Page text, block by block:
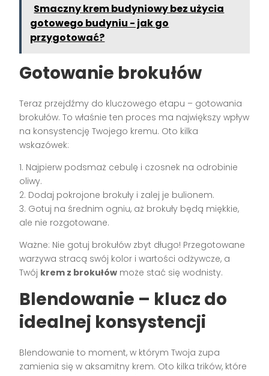
Smaczny krem budyniowy bez użycia
gotowego budyniu - jak go
przygotować?
Gotowanie brokułów
Teraz przejdźmy do kluczowego etapu – gotowania
brokułów. To właśnie ten proces ma największy wpływ
na konsystencję Twojego kremu. Oto kilka
wskazówek:
1. Najpierw podsmaż cebulę i czosnek na odrobinie
oliwy.
2. Dodaj pokrojone brokuły i zalej je bulionem.
3. Gotuj na średnim ogniu, aż brokuły będą miękkie,
ale nie rozgotowane.
Ważne: Nie gotuj brokułów zbyt długo! Przegotowane
warzywa stracą swój kolor i wartości odżywcze, a
Twój krem z brokułów może stać się wodnisty.
Blendowanie – klucz do
idealnej konsystencji
Blendowanie to moment, w którym Twoja zupa
zamienia się w aksamitny krem. Oto kilka trików, które